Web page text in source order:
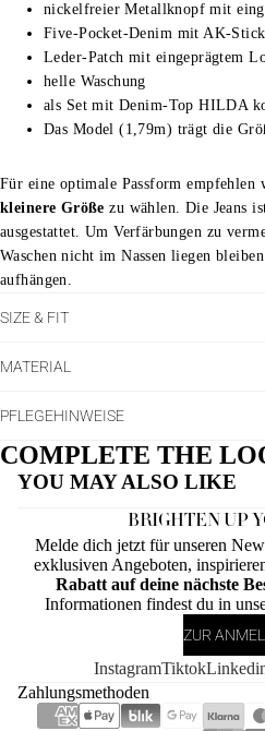
nickelfreier Metallknopf mit
Five-Pocket-Denim mit AK-
Leder-Patch mit eingeprägtem
helle Waschung
als Set mit Denim-Top HILDA
Das Model (1,79m) trägt die
Für eine optimale Passform empfehlen
kleinere Größe zu wählen. Die Jeans
ausgestattet. Um Verfärbungen zu
Waschen nicht im Nassen liegen
aufhängen.
SIZE & FIT
MATERIAL
PFLEGEHINWEISE
COMPLETE THE
YOU MAY ALSO LIKE
BRIGHTEN UP
Melde dich jetzt für unseren
exklusiven Angeboten,
Rabatt auf deine nächste
Informationen findest du in
ZUR
InstagramTiktok
Zahlungsmethoden